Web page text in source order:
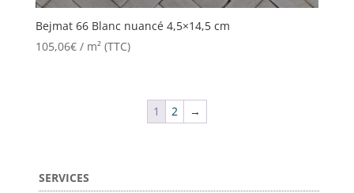
Bejmat 66 Blanc nuancé 4,5×14,5 cm
105,06€/ m² (TTC)
1 2 →
SERVICES